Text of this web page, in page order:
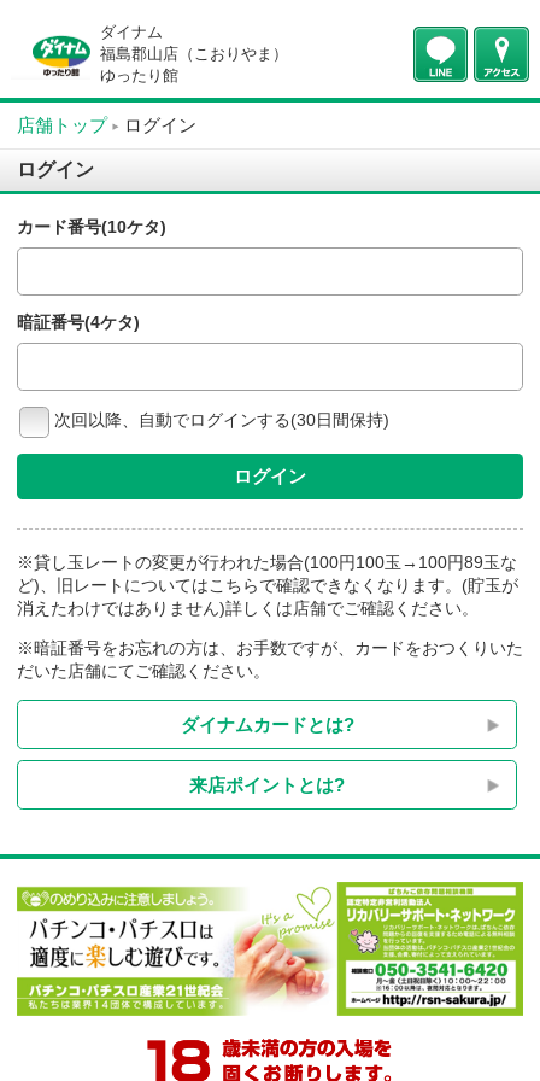
ダイナム
福島郡山店（こおりやま）
ゆったり館
店舗トップ ログイン
ログイン
カード番号(10ケタ)
暗証番号(4ケタ)
次回以降、自動でログインする(30日間保持)
※貸し玉レートの変更が行われた場合(100円100玉→100円89玉
消えたわけではありません)詳しくは店舗でご確認ください。
だいた店舗にてご確認ください。
ダイナムカードとは?